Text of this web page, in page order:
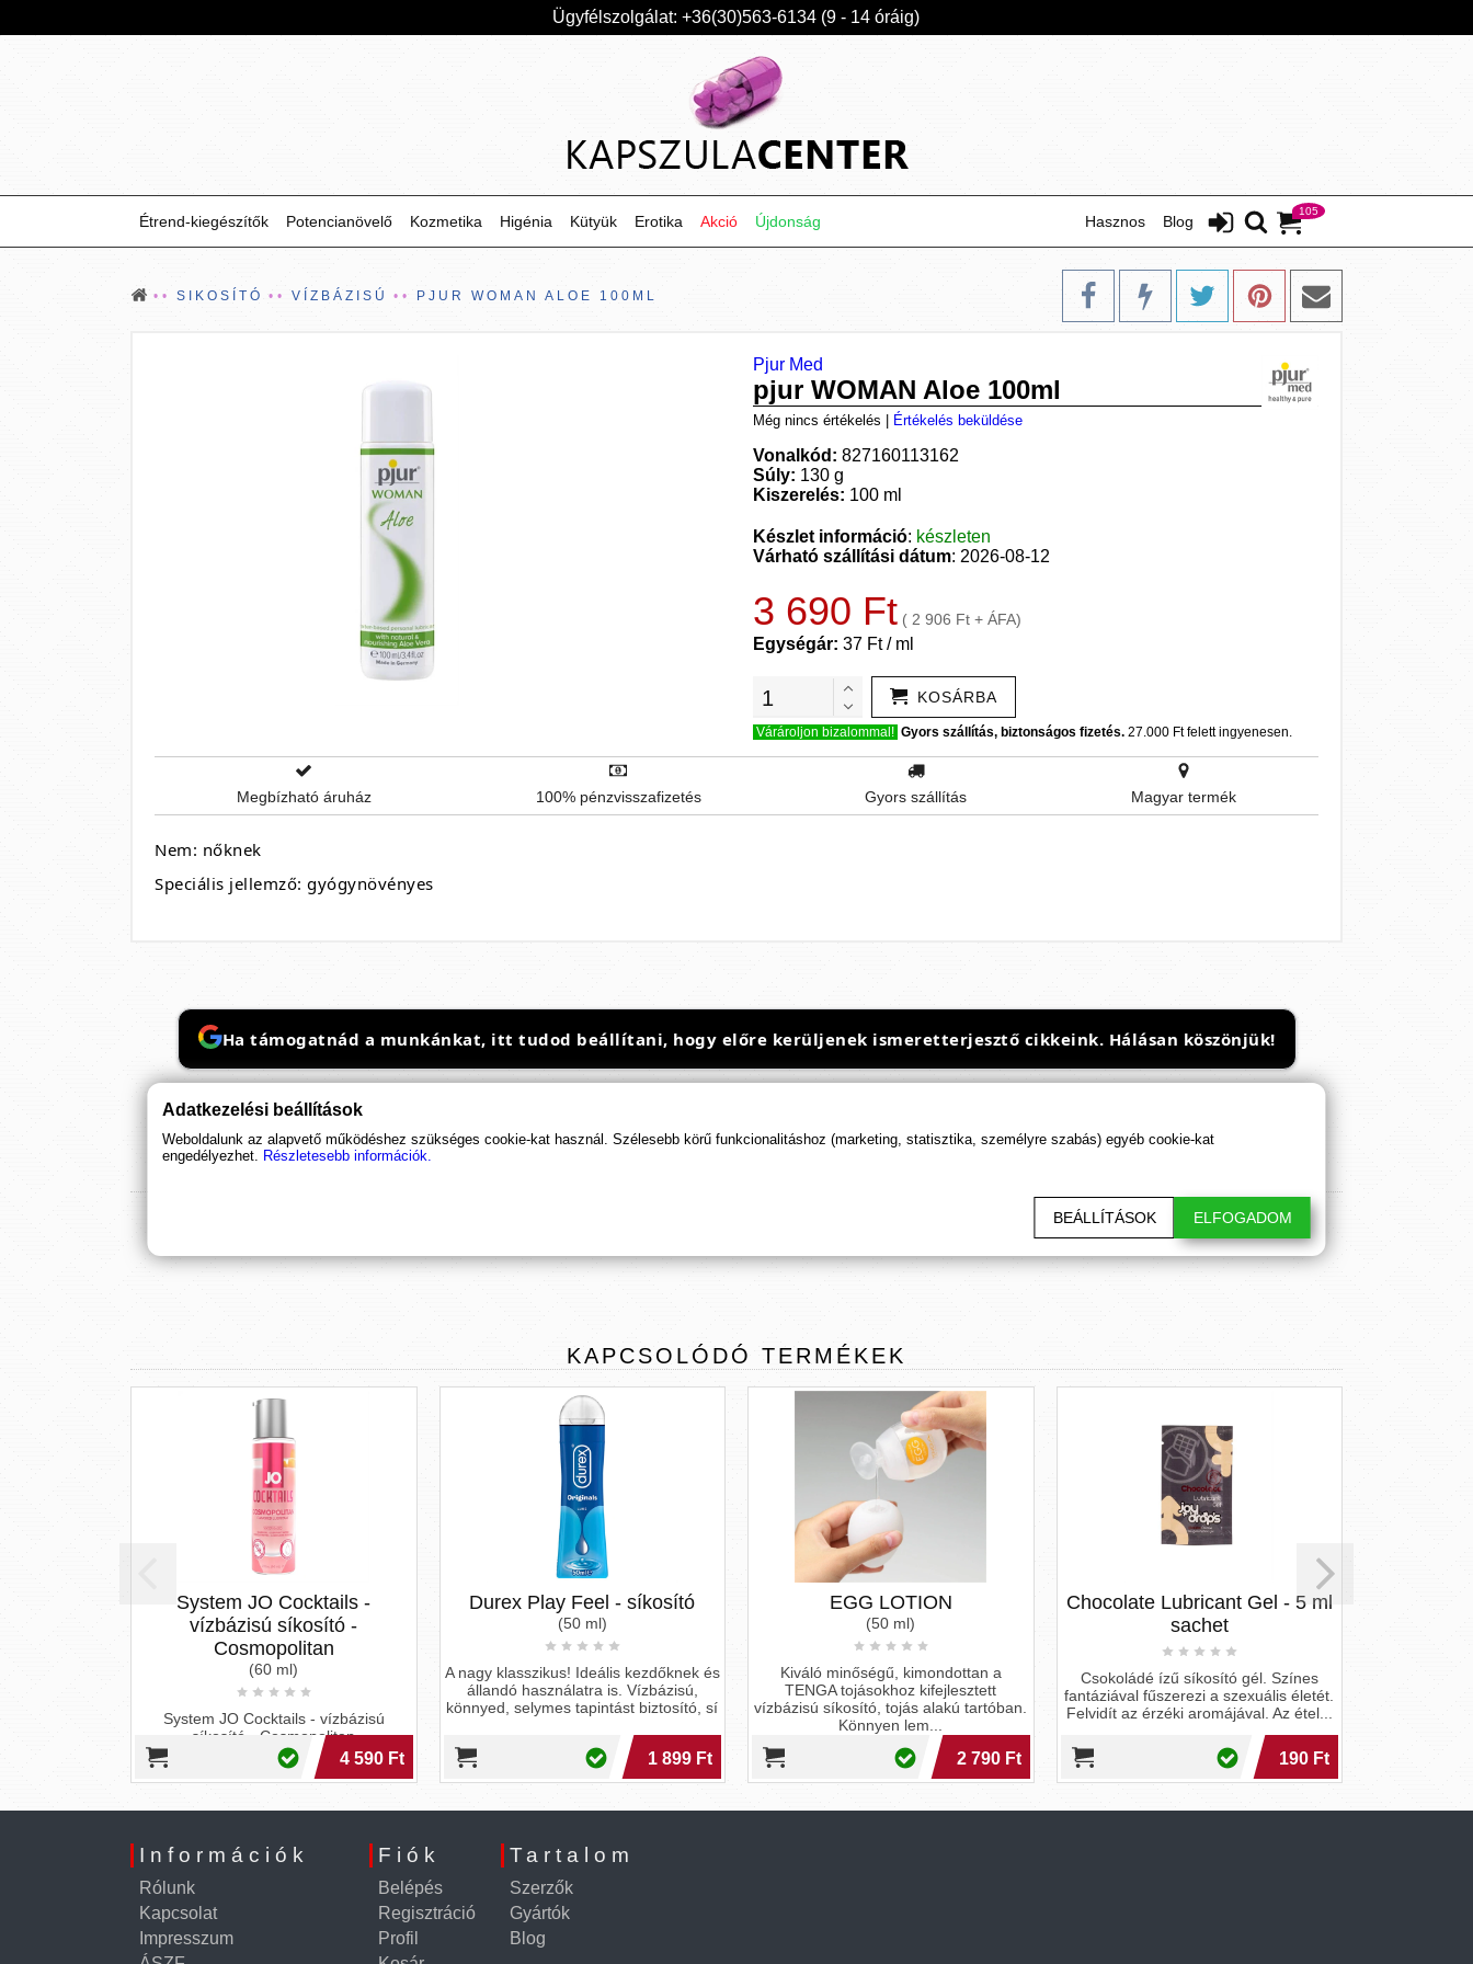
Ügyfélszolgálat: +36(30)563-6134 (9 - 14 óráig)
105
Étrend-kiegészítők Blog
Potencianövelő Hasznos
Kozmetika Higénia Kütyük Erotika Akció Újdonság
SIKOSÍTÓ VÍZBÁZISÚ PJUR WOMAN ALOE 100ML
Pjur Med
pjur WOMAN Aloe 100ml
Még nincs értékelés Értékelés beküldése
Vonalkód: 827160113162
Súly: 130 g
Kiszerelés: 100 ml
Készlet információ: készleten
Várható szállítási dátum: 2026-08-12
3 690 Ft ( 2 906 Ft + ÁFA)
Egységár: 37 Ft / ml
KOSÁRBA
Várároljon bizalommal! Gyors szállítás, biztonságos fizetés. 27.000 Ft felett ingyenesen.
Megbízható áruház 100% pénzvisszafizetés Gyors szállítás Magyar termék
Nem: nőknek
Speciális jellemző: gyógynövényes
Ha támogatnád a munkánkat, itt tudod beállítani, hogy előre kerüljenek ismeretterjesztő cikkeink. Hálásan köszönjük!
KAPCSOLÓDÓ TERMÉKEK
System JO Cocktails -
vízbázisú síkosító -
Cosmopolitan
(60 ml)
System JO Cocktails - vízbázisú
síkosító - Cosmopolitan
4 590 Ft
Durex Play Feel - síkosító
(50 ml)
A nagy klasszikus! Ideális kezdőknek és
állandó használatra is. Vízbázisú,
könnyed, selymes tapintást biztosító, sí
1 899 Ft
EGG LOTION
(50 ml)
Kiváló minőségű, kimondottan a
TENGA tojásokhoz kifejlesztett
vízbázisú síkosító, tojás alakú tartóban.
Könnyen lem...
2 790 Ft
Chocolate Lubricant Gel - 5 ml
sachet
Csokoládé ízű síkosító gél. Színes
fantáziával fűszerezi a szexuális életét.
Felvidít az érzéki aromájával. Az étel...
190 Ft
Információk
Rólunk
Kapcsolat
Impresszum
Fiók
Belépés
Regisztráció
Profil
Tartalom
Szerzők
Gyártók
Blog
Adatkezelési beállítások
Weboldalunk az alapvető működéshez szükséges cookie-kat használ. Szélesebb körű funkcionalitáshoz (marketing, statisztika, személyre szabás) egyéb cookie-kat
engedélyezhet. Részletesebb információk.
BEÁLLÍTÁSOK ELFOGADOM